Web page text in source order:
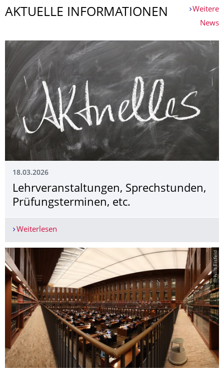
AKTUELLE INFORMATIONEN
Weitere
News
18.03.2026
Lehrveranstaltun­gen, Sprechstunden,
Prüfungsterminen, etc.
Weiterlesen
© Nils Eisfeld